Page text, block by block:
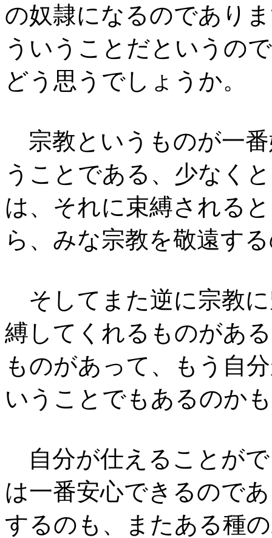
の奴隷になるのであり
ういうことだというの
どう思うでしょうか。
宗教というものが一
うことである、少なく
は、それに束縛される
ら、みな宗教を敬遠す
そしてまた逆に宗教
縛してくれるものがあ
ものがあって、もう自
いうことでもあるのか
自分が仕えることが
は一番安心できるので
するのも、またある種